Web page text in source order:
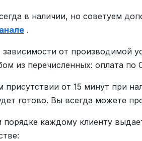
в наличии, но советуем
.
от производимой
из перечисленных: оплата по
от 15 минут при
готово. Вы всегда можете
каждому клиенту